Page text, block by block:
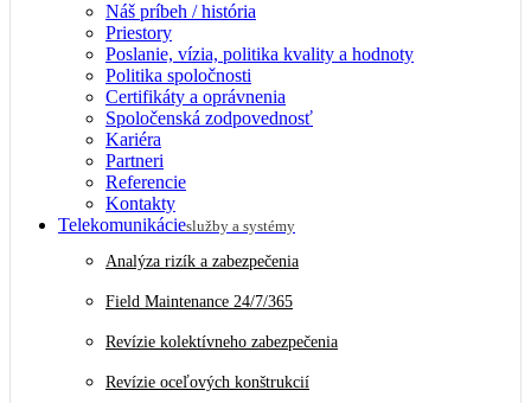
Náš príbeh / história
Priestory
Poslanie, vízia, politika kvality a hodnoty
Politika spoločnosti
Certifikáty a oprávnenia
Spoločenská zodpovednosť
Kariéra
Partneri
Referencie
Kontakty
Telekomunikácieslužby a systémy
Analýza rizík a zabezpečenia
Field Maintenance 24/7/365
Revízie kolektívneho zabezpečenia
Revízie oceľových konštrukcií